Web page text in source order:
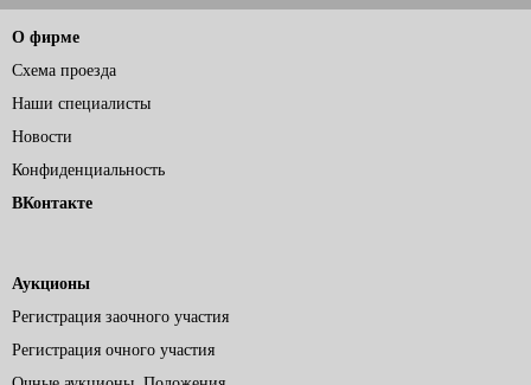
О фирме
Схема проезда
Наши специалисты
Новости
Конфиденциальность
ВКонтакте
Аукционы
Регистрация заочного участия
Регистрация очного участия